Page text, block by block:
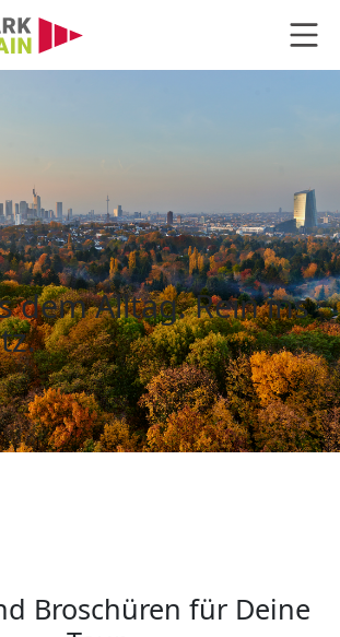
dem Alltag. Rein ins
Broschüren für Deine